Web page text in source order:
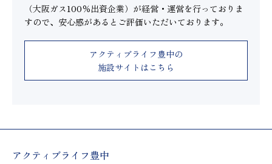
（大阪ガス100％出資企業）が経営・運営を行っておりま
すので、安心感があるとご評価いただいております。
アクティブライフ豊中の
施設サイトはこちら
アクティブライフ豊中